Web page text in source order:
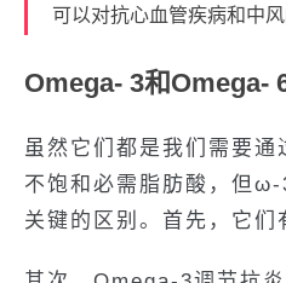
可以对抗心血管疾病和中
Omega- 3和Omega-
虽然它们都是我们需要通
不饱和必需脂肪酸，但
关键的区别。首先，它们